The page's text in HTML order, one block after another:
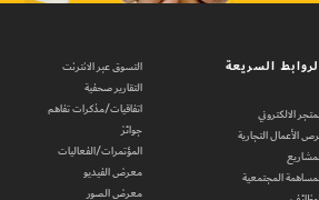
السريعة
الالكتروني
الأعمال التجارية
المجتمعية
التسوق عبر الانترنت
التقارير صحفية
اتفاقيات/مذكرات تفاهم
جوائز
المؤتمرات/الفعاليات
معرض الفيديو
معرض الصور